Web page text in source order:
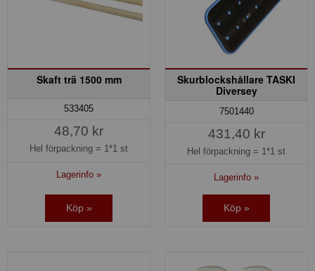
Skaft trä 1500 mm
533405
48,70 kr
Hel förpackning = 1*1 st
Lagerinfo »
Köp »
Skurblockshållare TASKI
Diversey
7501440
431,40 kr
Hel förpackning = 1*1 st
Lagerinfo »
Köp »